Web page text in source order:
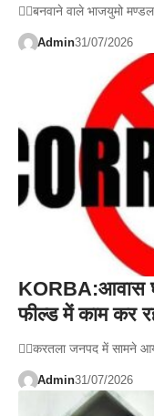
👉🏻बनवाने वाले भाजयुमो
Admin31/07/2026
KORBA:आवास
फील्ड में काम कर
👉🏻करतला जनपद में सामने
Admin31/07/2026